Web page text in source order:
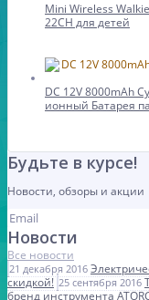
Mini Wireless
22CH для детей
DC 12V 8000mAh
ионный Батарея
Будьте в курсе!
Новости, обзоры и акции
Новости
Все новости
21 декабря 2016
скидкой! 25 сентября 2016
бренд инструмента